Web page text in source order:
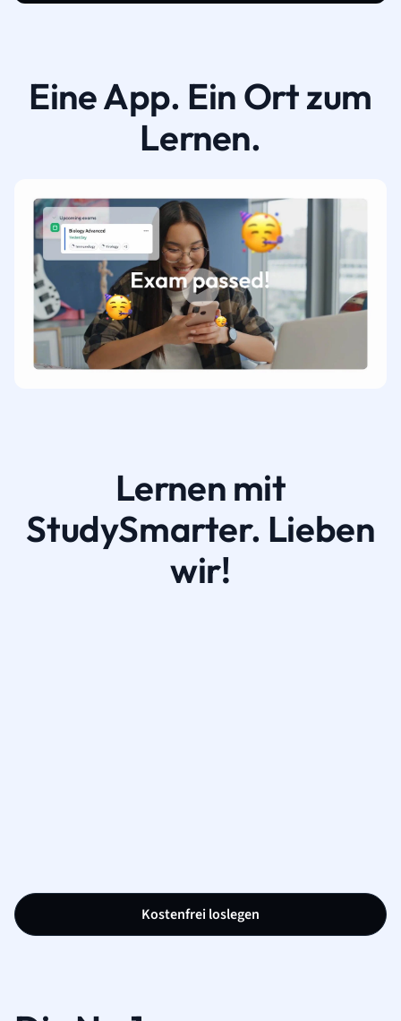
Eine App. Ein Ort zum
Lernen.
Lernen mit
StudySmarter. Lieben
wir!
Kostenfrei loslegen